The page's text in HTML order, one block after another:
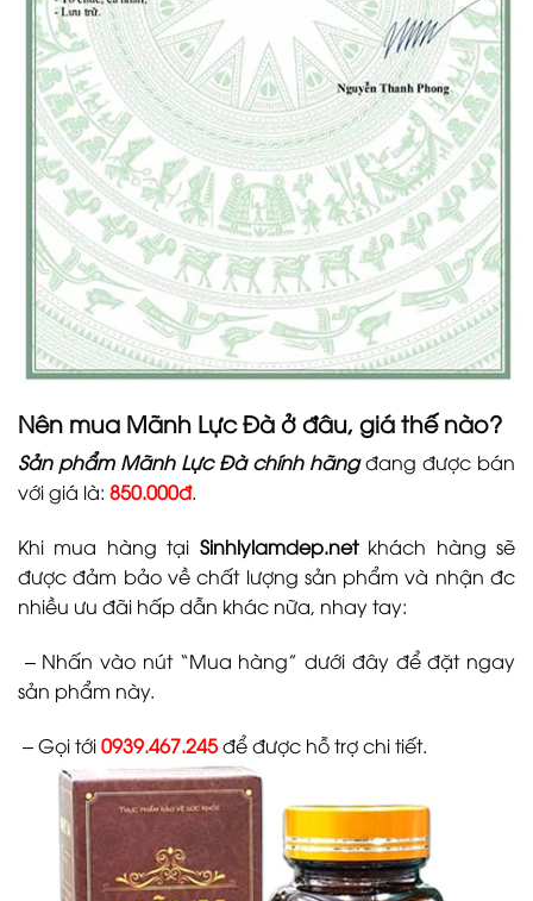
Nên mua Mãnh Lực Đàở đâu, giá thế nào?
Sản phẩm Mãnh Lực Đàchính hãngđang được bán
với giá là: 850.000đ.
Khi mua hàng tại Sinhlylamdep.netkhách hàng sẽ
được đảm bảo về chất lượng sản phẩm và nhận đc
nhiều ưu đãi hấp dẫn khác nữa, nhay tay:
– Nhấn vào nút “Mua hàng” dưới đây để đặt ngay
sản phẩm này.
– Gọi tới0939.467.245để được hỗ trợ chi tiết.